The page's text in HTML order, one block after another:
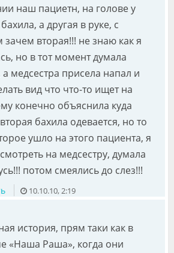
наш пациетн, на голове у
а другая в руке, с
вторая!!! не знаю как я
но в тот момент думала
а медсестра присела напал и
вид что что-то ищет на
конечно объяснила куда
бахила одевается, но то
ушло на этого пациента, я
на медсестру, думала
потом смеялись до слез!!!
10.10.10, 2:19
история, прям таки как в
«Наша Раша», когда они